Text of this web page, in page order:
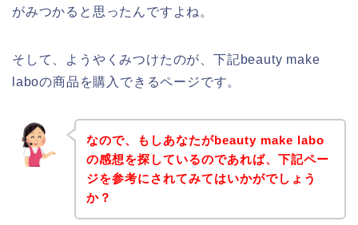
がみつかると思ったんですよね。
そして、ようやくみつけたのが、下記beauty make
laboの商品を購入できるページです。
なので、もしあなたがbeauty make labo
の感想を探しているのであれば、下記ペー
ジを参考にされてみてはいかがでしょう
か？